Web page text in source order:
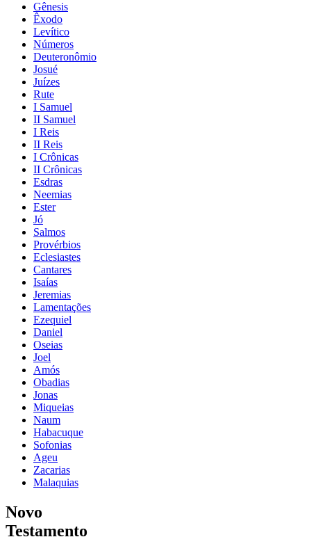
Gênesis
Êxodo
Levítico
Números
Deuteronômio
Josué
Juízes
Rute
I Samuel
II Samuel
I Reis
II Reis
I Crônicas
II Crônicas
Esdras
Neemias
Ester
Jó
Salmos
Provérbios
Eclesiastes
Cantares
Isaías
Jeremias
Lamentações
Ezequiel
Daniel
Oseias
Joel
Amós
Obadias
Jonas
Miqueias
Naum
Habacuque
Sofonias
Ageu
Zacarias
Malaquias
Novo
Testamento